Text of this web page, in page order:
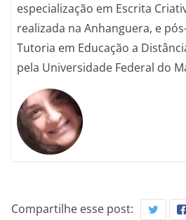
especialização em Escrita
realizada na Anhanguera, e
Tutoria em Educação a
pela Universidade Federal do
Compartilhe esse post: